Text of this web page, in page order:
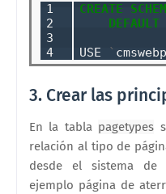
1
2
3
4
CREATE
DEFAULT
USE
`
3. Crear las
En la tabla pagetypes
relación al tipo de
desde el sistema de
ejemplo página de